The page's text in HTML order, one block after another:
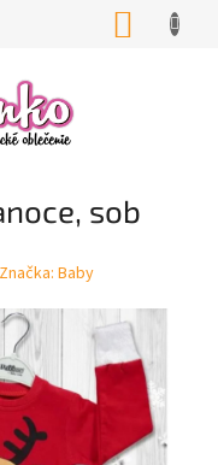
sob
Značka: Baby